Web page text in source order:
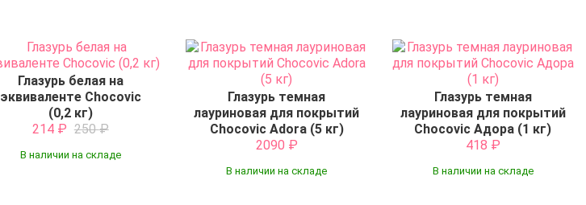
Глазурь белая на
эквиваленте Chocovic
(0,2 кг)
214 ₽ 250₽
В наличии на складе
Глазурь темная
лауриновая для покрытий
Chocovic Adora (5 кг)
2090 ₽
В наличии на складе
Глазурь темная
лауриновая для покрытий
Chocovic Адора (1 кг)
418 ₽
В наличии на складе